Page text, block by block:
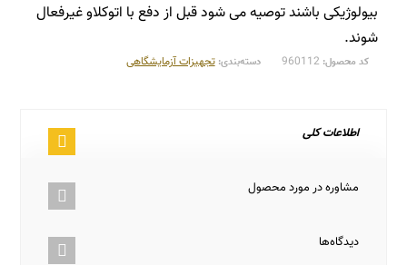
بیولوژیکی باشند توصیه می شود قبل از دفع با اتوکلاو غیرفعال
شوند.
کد محصول: دسته‌بندی: تجهیزات آزمایشگاهی
اطلاعات کلی
مشاوره در مورد محصول
دیدگاه‌ها